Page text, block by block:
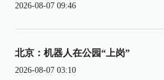
2026-08-07 09:46
北京：机器人在公园“上岗”
2026-08-07 03:10